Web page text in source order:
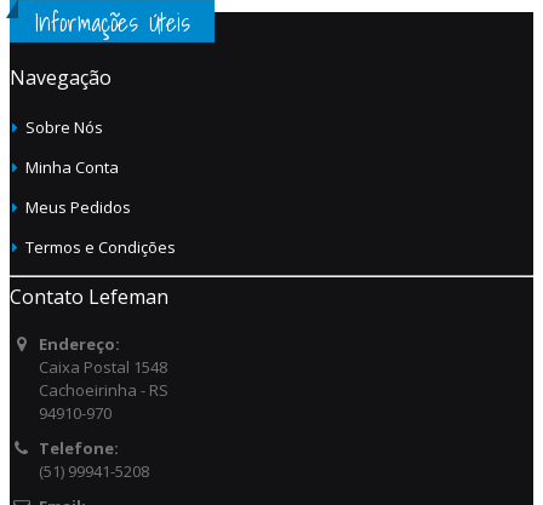
Informações Úteis
Navegação
Sobre Nós
Minha Conta
Meus Pedidos
Termos e Condições
Contato Lefeman
Endereço:
Caixa Postal 1548
Cachoeirinha - RS
94910-970
Telefone:
(51) 99941-5208